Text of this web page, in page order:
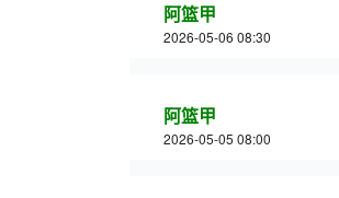
阿篮甲
2026-05-06 08:30
阿篮甲
2026-05-05 08:00